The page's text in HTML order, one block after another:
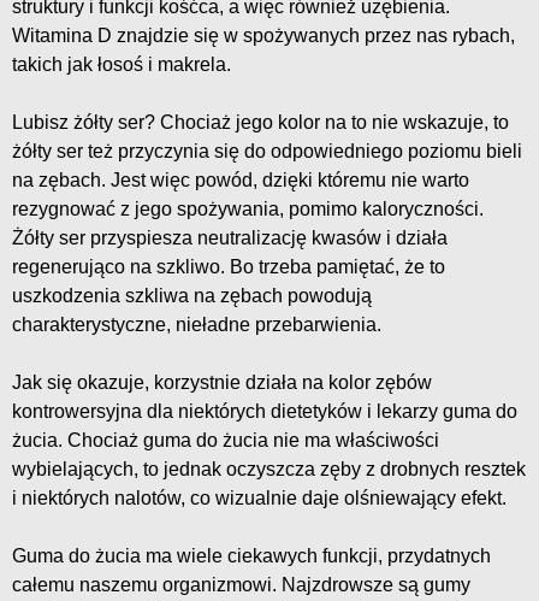
struktury i funkcji kośćca, a więc również uzębienia.
Witamina D znajdzie się w spożywanych przez nas rybach,
takich jak łosoś i makrela.
Lubisz żółty ser? Chociaż jego kolor na to nie wskazuje, to
żółty ser też przyczynia się do odpowiedniego poziomu bieli
na zębach. Jest więc powód, dzięki któremu nie warto
rezygnować z jego spożywania, pomimo kaloryczności.
Żółty ser przyspiesza neutralizację kwasów i działa
regenerująco na szkliwo. Bo trzeba pamiętać, że to
uszkodzenia szkliwa na zębach powodują
charakterystyczne, nieładne przebarwienia.
Jak się okazuje, korzystnie działa na kolor zębów
kontrowersyjna dla niektórych dietetyków i lekarzy guma do
żucia. Chociaż guma do żucia nie ma właściwości
wybielających, to jednak oczyszcza zęby z drobnych resztek
i niektórych nalotów, co wizualnie daje olśniewający efekt.
Guma do żucia ma wiele ciekawych funkcji, przydatnych
całemu naszemu organizmowi. Najzdrowsze są gumy